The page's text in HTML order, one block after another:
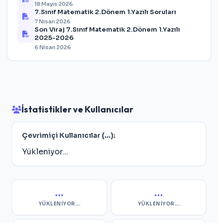
18 Mayıs 2026
7.Sınıf Matematik 2.Dönem 1.Yazılı Soruları
7 Nisan 2026
Son Viraj 7.Sınıf Matematik 2.Dönem 1.Yazılı
2025-2026
6 Nisan 2026
İstatistikler ve Kullanıcılar
Çevrimiçi Kullanıcılar (...):
Yükleniyor...
...
YÜKLENIYOR...
...
YÜKLENIYOR...